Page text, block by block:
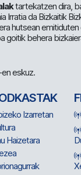
tartekatzen dira,
Irratia da Bizkaitik
hutsean emitiduten
goitik behera
eskuz.
Izarretan
Haizetara